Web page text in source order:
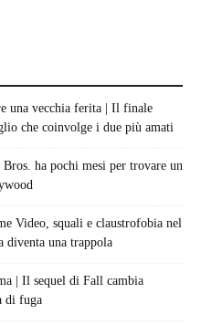
una vecchia ferita | Il finale
che coinvolge i due più amati
ha pochi mesi per trovare un
Video, squali e claustrofobia nel
diventa una trappola
| Il sequel di Fall cambia
di fuga